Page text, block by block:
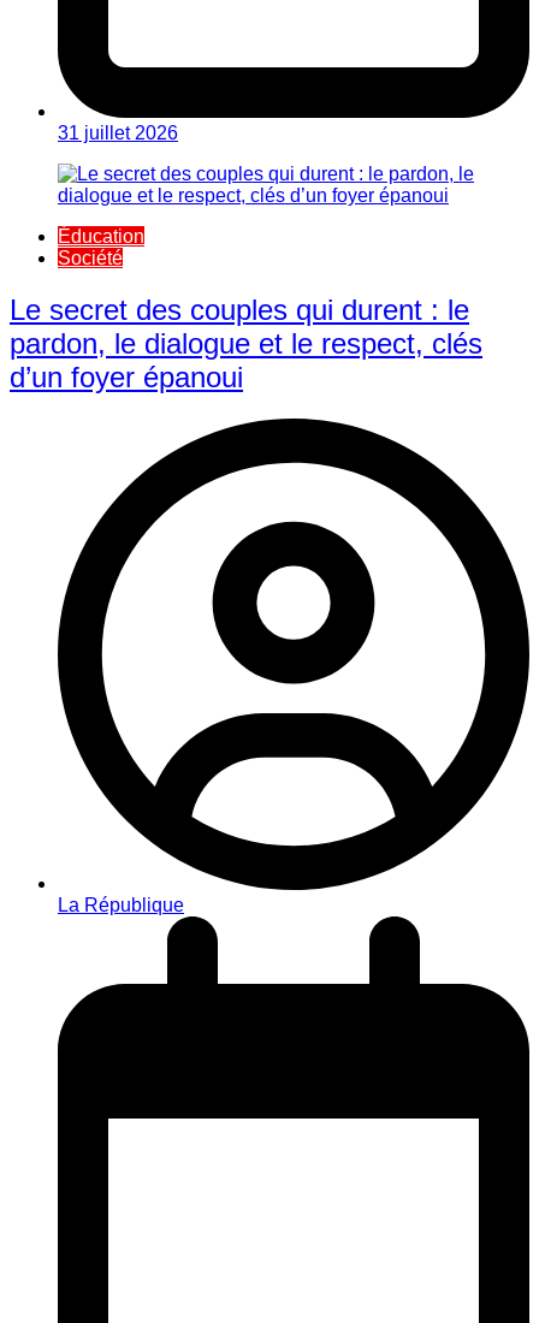
31 juillet 2026
Éducation
Société
Le secret des couples qui durent : le
pardon, le dialogue et le respect, clés
d’un foyer épanoui
La République